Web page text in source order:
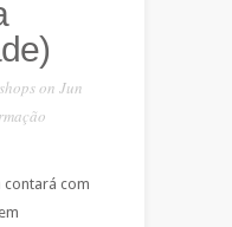
on Jun
com